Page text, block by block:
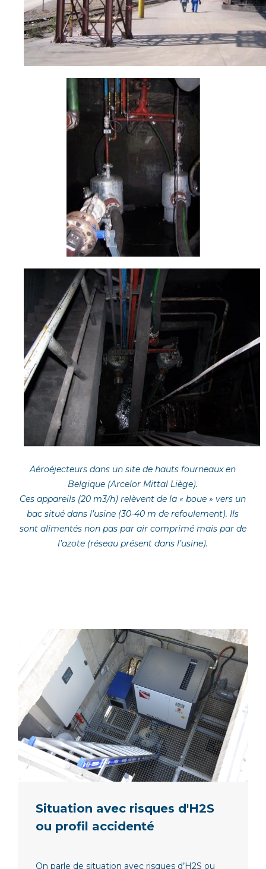
Aéroéjecteurs dans un site de hauts fourneaux en
Belgique (Arcelor Mittal Liège).
Ces appareils (20 m3/h) relèvent de la « boue » vers un
bac situé dans l’usine (30-40 m de refoulement). Ils
sont alimentés non pas par air comprimé mais par de
l’azote (réseau présent dans l’usine).
Situation avec risques d'H2S
ou profil accidenté
On parle de situation avec risques d’H2S ou